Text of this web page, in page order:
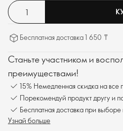
равномерного распределения
Бесплатная доставка 1 650 ₸
Станьте участником и
преимуществами!
15% Немедленная скидка на все
Порекомендуй продукт другу и
Бесплатная доставка при
Узнай больше